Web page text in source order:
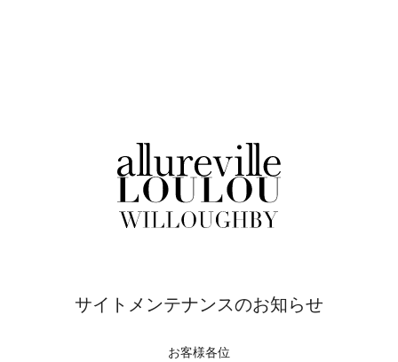
サイトメンテナンスのお知らせ
お客様各位